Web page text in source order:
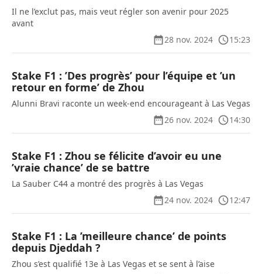
Il ne l’exclut pas, mais veut régler son avenir pour 2025
avant
28 nov. 2024
15:23
Stake F1 : ’Des progrès’ pour l’équipe et ’un
retour en forme’ de Zhou
Alunni Bravi raconte un week-end encourageant à Las Vegas
26 nov. 2024
14:30
Stake F1 : Zhou se félicite d’avoir eu une
’vraie chance’ de se battre
La Sauber C44 a montré des progrès à Las Vegas
24 nov. 2024
12:47
Stake F1 : La ’meilleure chance’ de points
depuis Djeddah ?
Zhou s’est qualifié 13e à Las Vegas et se sent à l’aise